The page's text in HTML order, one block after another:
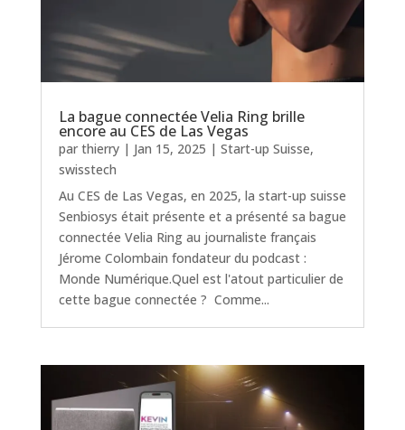
La bague connectée Velia Ring brille
encore au CES de Las Vegas
par thierry| Jan 15, 2025 | Start-up Suisse,
swisstech
Au CES de Las Vegas, en 2025, la start-up suisse
Senbiosys était présente et a présenté sa bague
connectée Velia Ring au journaliste français
Jérome Colombain fondateur du podcast :
Monde Numérique.Quel est l'atout particulier de
cette bague connectée ? Comme...